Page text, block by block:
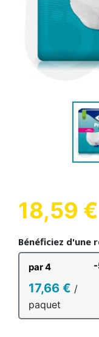
18,59 €
Bénéficiez d'une
par 4
17,66 € /
paquet